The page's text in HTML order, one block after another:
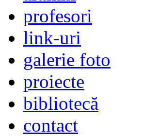
profesori
link-uri
galerie foto
proiecte
bibliotecă
contact